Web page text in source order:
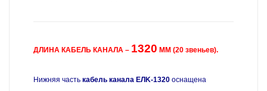
ДЛИНА КАБЕЛЬ КАНАЛА – 1320 ММ (20 звеньев).
Нижняя часть кабель канала EЛK-1320 оснащена